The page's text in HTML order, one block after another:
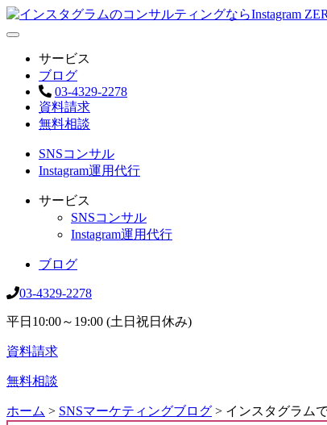
サービス
ブログ
03-4329-2278
資料請求
無料相談
SNSコンサル
Instagram運用代行
サービス
SNSコンサル
Instagram運用代行
ブログ
03-4329-2278
平日10:00～19:00 (土日祝日休み)
資料請求
無料相談
ホーム > SNSマーケティングブログ > インスタグラム